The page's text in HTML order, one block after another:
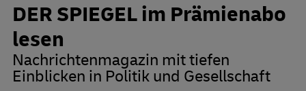
DER SPIEGEL im Prämienabo
lesen
Nachrichtenmagazin mit tiefen
Einblicken in Politik und Gesellschaft